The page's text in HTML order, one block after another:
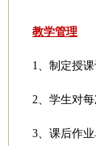
教学管理
1、制定授
2、学生对
3、课后作